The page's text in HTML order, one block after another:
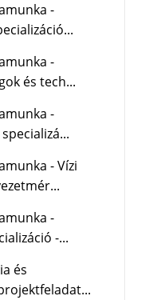
-
-
és tech...
-
- Vízi
-
-...
és